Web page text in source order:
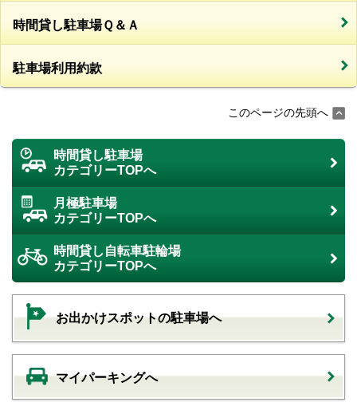
時間貸し駐車場Ｑ＆Ａ
駐車場利用約款
このページの先頭へ
時間貸し駐車場
カテゴリーTOPへ
月極駐車場
カテゴリーTOPへ
時間貸し自転車駐輪場
カテゴリーTOPへ
お出かけスポットの駐車場へ
マイパーキングへ